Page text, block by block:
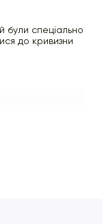
були спеціально
до кривизни